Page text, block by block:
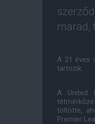
marad,
A 21 éves
tartozik.
A United
töltötte,
Premier